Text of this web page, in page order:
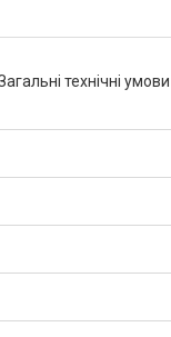
технічні